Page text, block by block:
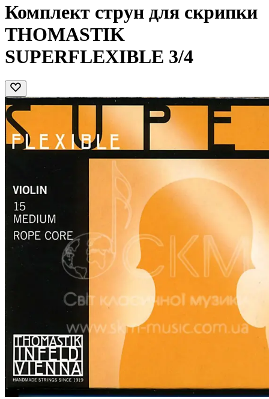
Комплект струн для скрипки
THOMASTIK
SUPERFLEXIBLE 3/4